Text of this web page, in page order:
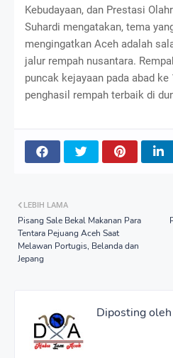
Kebudayaan, dan Prestasi
Suhardi mengatakan, tema
mengingatkan Aceh adalah
jalur rempah nusantara.
puncak kejayaan pada abad
penghasil rempah terbaik di
LEBIH LAMA
Pisang Sale Bekal Makanan Para
Tentara Pejuang Aceh Saat
Melawan Portugis, Belanda dan
Jepang
Diposting oleh